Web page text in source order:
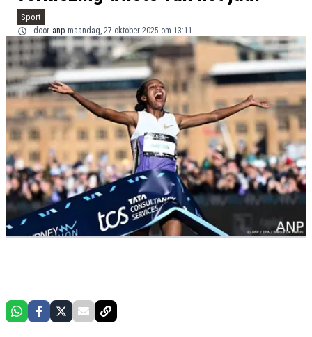
Sport
door anp maandag, 27 oktober 2025 om 13:11